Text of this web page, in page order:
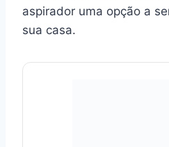
aspirador uma opção a
sua casa.